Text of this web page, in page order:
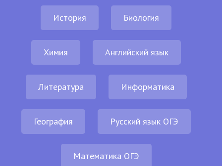
История Биология
Химия Английский язык
Литература Информатика
География Русский язык ОГЭ
Математика ОГЭ